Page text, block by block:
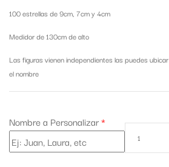
100 estrellas de 9cm, 7cm y 4cm
Medidor de 130cm de alto
Las figuras vienen independientes las puedes
el nombre
Nombre a Personalizar*